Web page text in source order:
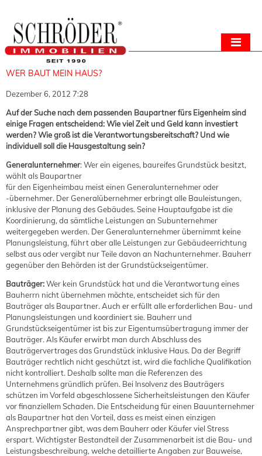
WER BAUT MEIN HAUS?
Dezember 6, 2012 7:28
Auf der Suche nach dem passenden Baupartner fürs Eigenheim sind
einige Fragen entscheidend: Wie viel Zeit und Geld kann investiert
werden? Wie groß ist die Verantwortungsbereitschaft? Und wie
individuell soll die Hausgestaltung sein?
Generalunternehmer: Wer ein eigenes, baureifes Grundstück besitzt,
wählt als Baupartner
für den Eigenheimbau meist einen Generalunternehmer oder
-übernehmer. Der Generalübernehmer erbringt alle Bauleistungen,
inklusive der Planung des Gebäudes. Seine Hauptaufgabe ist die
Koordinierung, da sämtliche Leistungen an Subunternehmer
weitergegeben werden. Der Generalunternehmer übernimmt keine
Planungsleistung, führt aber alle Leistungen zur Gebäudeerrichtung
selbst aus oder vergibt nur Teile davon an Nachunternehmer. Bauherr
gegenüber den Behörden ist der Grundstückseigentümer.
Bauträger:Wer kein Grundstück hat und die Verantwortung eines
Bauherrn nicht übernehmen möchte, entscheidet sich für den
Bauträger als Baupartner. Auch er erfüllt alle erforderlichen Bau- und
Planungsleistungen und koordiniert sie. Bauherr und
Grundstückseigentümer ist bis zur Eigentumsübertragung immer der
Bauträger. Als Käufer erwirbt man durch Abschluss des
Bauträgervertrages das Grundstück inklusive Haus. Da der Begriff
Bauträger rechtlich nicht geschützt ist, wird die fachliche Qualifikation
nicht kontrolliert. Deshalb sollte man die Referenzen des
Unternehmens gründlich prüfen. Bei Insolvenz des Bauträgers
schützen im Vorfeld abgeschlossene Sicherheitsleistungen den Käufer
vor finanziellem Schaden. Die Entscheidung für einen Bauunternehmer
als Baupartner hat den Vorteil, dass es meist einen einzigen
Ansprechpartner gibt, was dem Bauherr oder Käufer viel Stress
erspart. Wichtigster Bestandteil der Zusammenarbeit ist die Bau- und
Leistungsbeschreibung, welche detaillierte Angaben zur Bauweise,